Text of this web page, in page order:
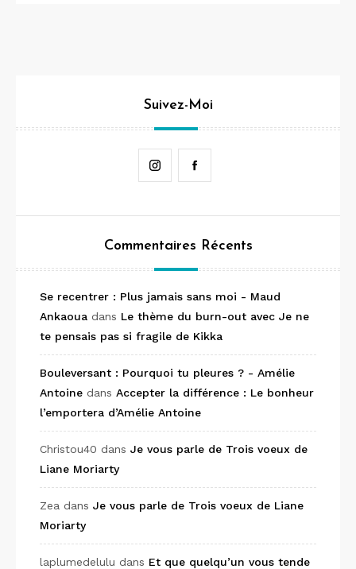
Suivez-Moi
Instagram
Commentaires Récents
Se recentrer : Plus jamais sans moi - Maud
Ankaoua dans Le thème du burn-out avec Je ne
te pensais pas si fragile de Kikka
Bouleversant : Pourquoi tu pleures ? - Amélie
Antoine dans Accepter la différence : Le bonheur
l’emportera d’Amélie Antoine
Christou40 dans Je vous parle de Trois voeux de
Liane Moriarty
Zea dans Je vous parle de Trois voeux de Liane
Moriarty
laplumedelulu dans Et que quelqu’un vous tende